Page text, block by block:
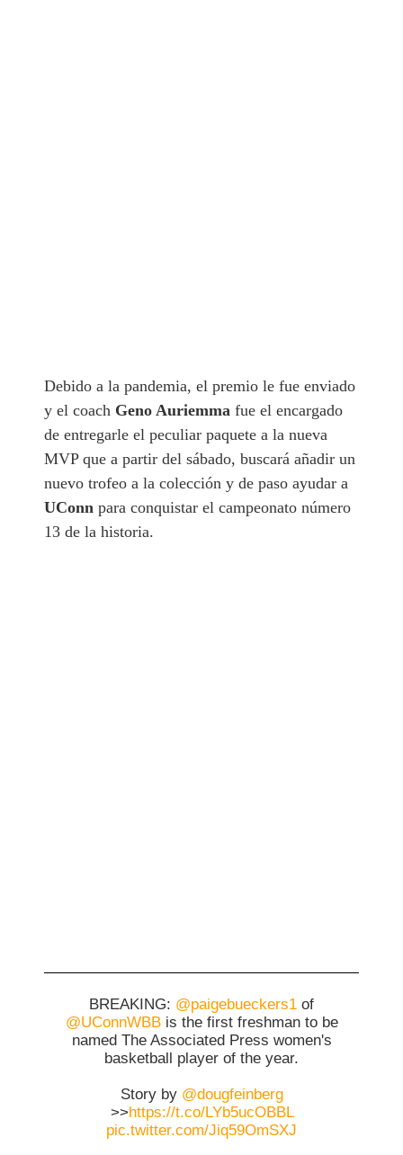
Debido a la pandemia, el premio le fue enviado
y el coach Geno Auriemma fue el encargado
de entregarle el peculiar paquete a la nueva
MVP que a partir del sábado, buscará añadir un
nuevo trofeo a la colección y de paso ayudar a
UConn para conquistar el campeonato número
13 de la historia.
BREAKING: @paigebueckers1 of
@UConnWBBis the first freshman to be
named The Associated Press women's
basketball player of the year.
Story by @dougfeinberg
>>https://t.co/LYb5ucOBBL
pic.twitter.com/Jiq59OmSXJ